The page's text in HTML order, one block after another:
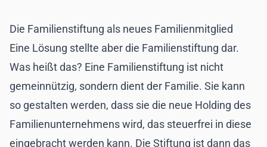
Die Familienstiftung als neues Familienmitglied
Eine Lösung stellte aber die Familienstiftung dar.
Was heißt das? Eine Familienstiftung ist nicht
gemeinnützig, sondern dient der Familie. Sie kann
so gestalten werden, dass sie die neue Holding des
Familienunternehmens wird, das steuerfrei in diese
eingebracht werden kann. Die Stiftung ist dann das